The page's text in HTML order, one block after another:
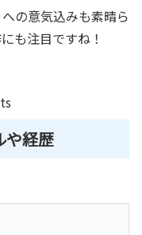
の意気込みも素晴ら
も注目ですね！
や経歴